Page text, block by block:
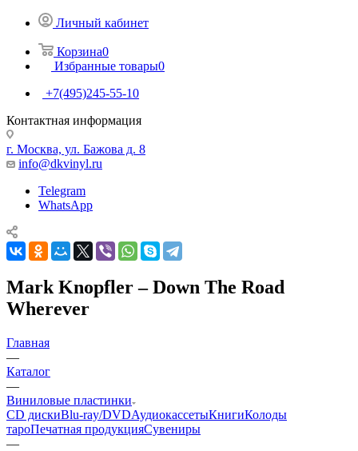
Личный кабинет
Корзина0
Избранные товары0
+7(495)245-55-10
Контактная информация
г. Москва, ул. Бажова д. 8
info@dkvinyl.ru
Telegram
WhatsApp
Mark Knopfler – Down The Road
Wherever
Главная
—
Каталог
—
Виниловые пластинки
CD дискиBlu-ray/DVDАудиокассетыКнигиКолоды
тароПечатная продукцияСувениры
—